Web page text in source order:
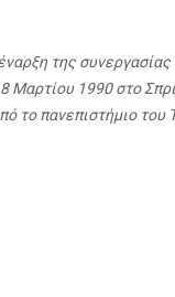
της συνεργασίας
Μαρτίου 1990 στο
το πανεπιστήμιο του